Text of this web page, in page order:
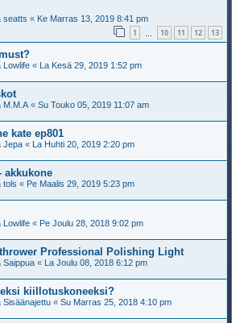
seatts « Ke Marras 13, 2019 8:41 pm
1 10 11 12 13
Lowlife «
La Kesä 29, 2019 1:52 pm
M.M.A « Su Touko 05, 2019 11:07 am
kate ep801
Jepa «
La Huhti 20, 2019 2:20 pm
akkukone
tols « Pe Maalis 29, 2019 5:23 pm
Lowlife « Pe Joulu 28, 2018 9:02 pm
Professional Polishing Light
Saippua «
La Joulu 08, 2018 6:12 pm
kiillotuskoneeksi?
Sisäänajettu « Su Marras 25, 2018 4:10 pm